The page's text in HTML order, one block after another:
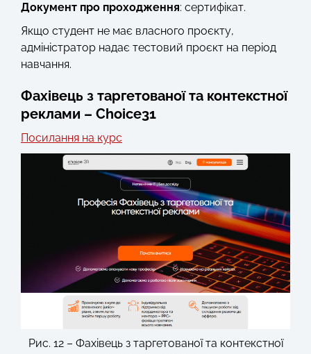
Документ про проходження: сертифікат.
Якщо студент не має власного проєкту,
адміністратор надає тестовий проєкт на період
навчання.
Фахівець з таргетованої та контекстної
реклами – Choice31
Посилання на курс
Рис. 12 – Фахівець з таргетованої та контекстної